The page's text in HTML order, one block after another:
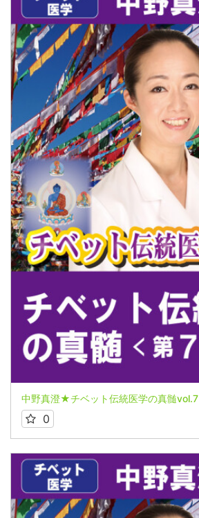
中野真澄★チベット伝統医学の真髄vol.7
0